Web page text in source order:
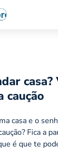
casa?
caução
casa e o
Fica a
é que te